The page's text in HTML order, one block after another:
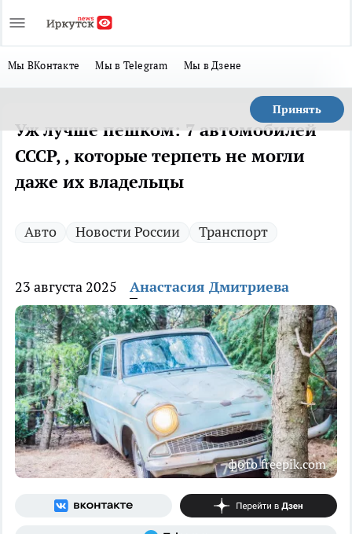
Мы ВКонтакте Мы в Telegram Мы в Дзене
Принять
Уж лучше пешком: 7 автомобилей
СССР, , которые терпеть не могли
даже их владельцы
Авто Новости России Транспорт
23 августа 2025 Анастасия Дмитриева
фото freepik.com